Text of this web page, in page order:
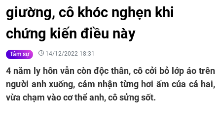
giường, cô khóc nghẹn khi
chứng kiến điều này
Tâm sự 14/12/2022 18:31
4 năm ly hôn vẫn còn độc thân, cô cởi bỏ lớp áo trên
người anh xuống, cảm nhận từng hơi ấm của cả hai,
vừa chạm vào cơ thể anh, cô sửng sốt.